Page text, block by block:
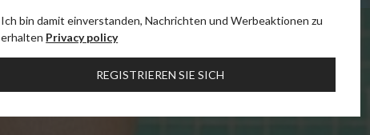
Ich bin damit einverstanden, Nachrichten und Werbeaktionen zu
erhalten Privacy policy
REGISTRIEREN SIE SICH